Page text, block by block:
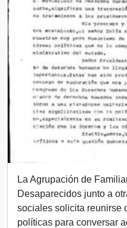
La Agrupación de
Desaparecidos junto a
sociales solicita reunirse
políticas para conversar